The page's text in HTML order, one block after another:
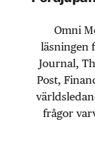
Omni
läsningen
Journal,
Post,
frågor